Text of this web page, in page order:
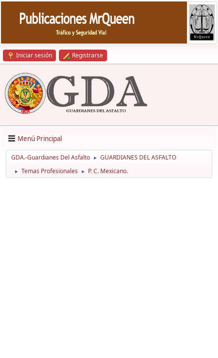
Iniciar sesión Registrarse
Menú Principal
GDA.-Guardianes Del Asfalto ► GUARDIANES DEL ASFALTO
► Temas Profesionales ► P. C. Mexicano.